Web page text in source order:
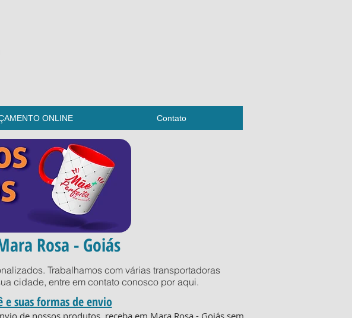
ONLINE Contato
Rosa - Goiás
Trabalhamos com várias transportadoras
cidade, entre em contato conosco poraqui.
e suas formas de envio
de nossos produtos, receba em Mara Rosa - Goiás sem